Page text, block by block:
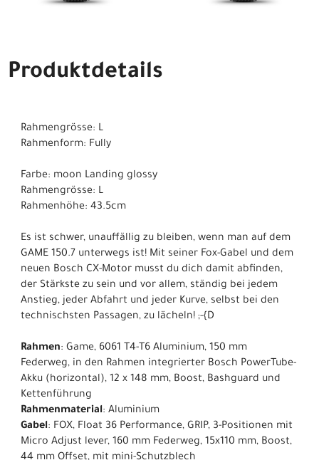
Produktdetails
Rahmengrösse: L
Rahmenform: Fully
Farbe: moon Landing glossy
Rahmengrösse: L
Rahmenhöhe: 43.5cm
Es ist schwer, unauffällig zu bleiben, wenn man auf dem
GAME 150.7 unterwegs ist! Mit seiner Fox-Gabel und dem
neuen Bosch CX-Motor musst du dich damit abfinden,
der Stärkste zu sein und vor allem, ständig bei jedem
Anstieg, jeder Abfahrt und jeder Kurve, selbst bei den
technischsten Passagen, zu lächeln! ;-{D
Rahmen: Game, 6061 T4-T6 Aluminium, 150 mm
Federweg, in den Rahmen integrierter Bosch PowerTube-
Akku (horizontal), 12 x 148 mm, Boost, Bashguard und
Kettenführung
Rahmenmaterial: Aluminium
Gabel: FOX, Float 36 Performance, GRIP, 3-Positionen mit
Micro Adjust lever, 160 mm Federweg, 15x110 mm, Boost,